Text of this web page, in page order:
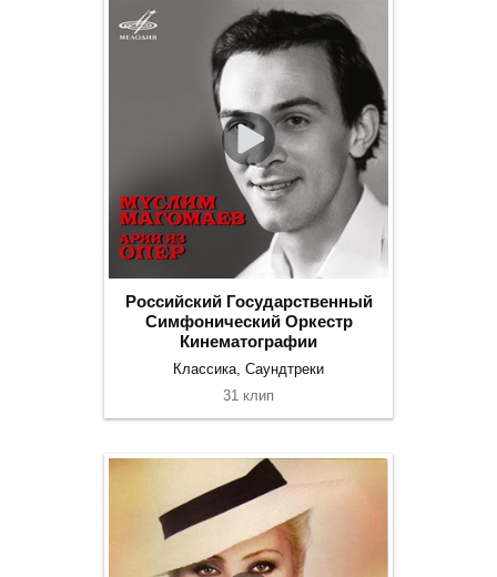
Российский Государственный
Симфонический Оркестр
Кинематографии
Классика, Саундтреки
31 клип